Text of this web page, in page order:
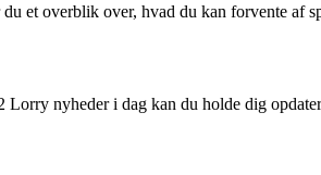
et overblik over, hvad du kan forvente af
nyheder i dag kan du holde dig